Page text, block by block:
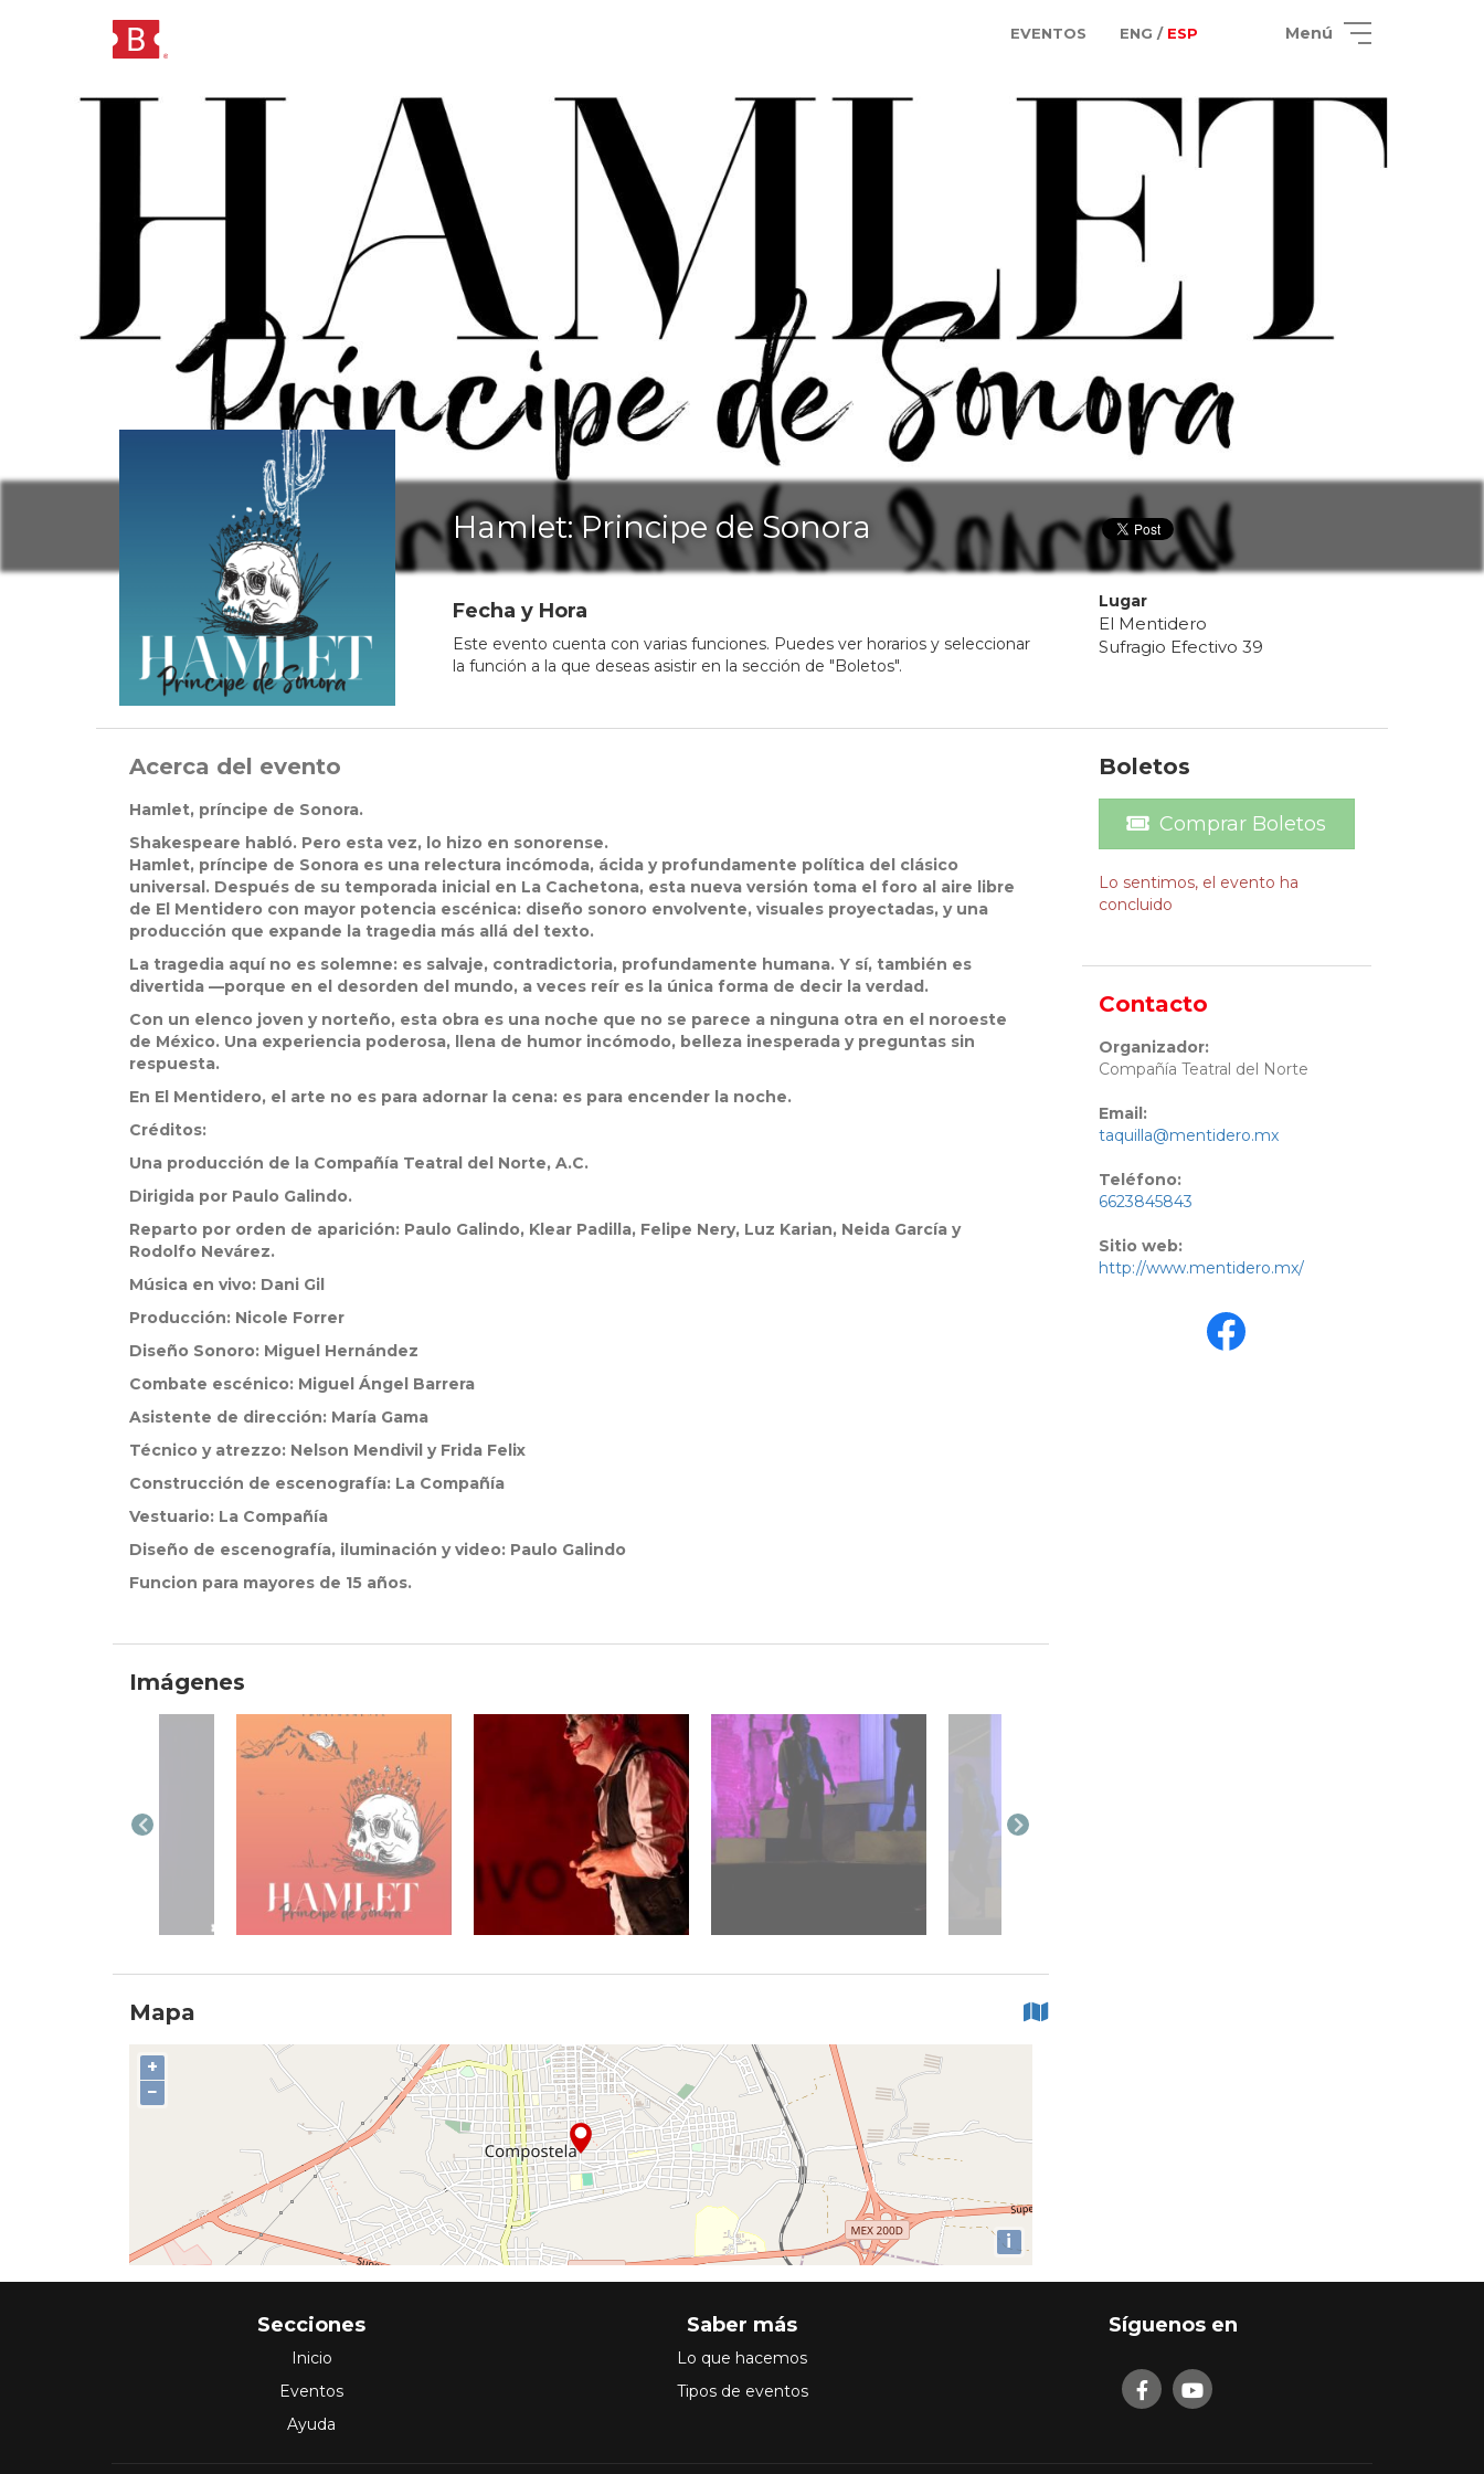
EVENTOS ENG / ESP Menú
Hamlet: Principe de Sonora
Fecha y Hora
Este evento cuenta con varias funciones. Puedes ver horarios y seleccionar
la función a la que deseas asistir en la sección de "Boletos".
Lugar
El Mentidero
Sufragio Efectivo 39
Acerca del evento
Hamlet, príncipe de Sonora.
Shakespeare habló. Pero esta vez, lo hizo en sonorense.
Hamlet, príncipe de Sonora es una relectura incómoda, ácida y profundamente política del clásico
universal. Después de su temporada inicial en La Cachetona, esta nueva versión toma el foro al aire libre
de El Mentidero con mayor potencia escénica: diseño sonoro envolvente, visuales proyectadas, y una
producción que expande la tragedia más allá del texto.
La tragedia aquí no es solemne: es salvaje, contradictoria, profundamente humana. Y sí, también es
divertida —porque en el desorden del mundo, a veces reír es la única forma de decir la verdad.
Con un elenco joven y norteño, esta obra es una noche que no se parece a ninguna otra en el noroeste
de México. Una experiencia poderosa, llena de humor incómodo, belleza inesperada y preguntas sin
respuesta.
En El Mentidero, el arte no es para adornar la cena: es para encender la noche.
Créditos:
Una producción de la Compañía Teatral del Norte, A.C.
Dirigida por Paulo Galindo.
Reparto por orden de aparición: Paulo Galindo, Klear Padilla, Felipe Nery, Luz Karian, Neida García y
Rodolfo Nevárez.
Música en vivo: Dani Gil
Producción: Nicole Forrer
Diseño Sonoro: Miguel Hernández
Combate escénico: Miguel Ángel Barrera
Asistente de dirección: María Gama
Técnico y atrezzo: Nelson Mendivil y Frida Felix
Construcción de escenografía: La Compañía
Vestuario: La Compañía
Diseño de escenografía, iluminación y video: Paulo Galindo
Funcion para mayores de 15 años.
Imágenes
Mapa
+
−
i
Boletos
Comprar Boletos
Lo sentimos, el evento ha
concluido
Contacto
Organizador:
Compañía Teatral del Norte
Email:
taquilla@mentidero.mx
Teléfono:
6623845843
Sitio web:
http://www.mentidero.mx/
Secciones
Inicio
Eventos
Ayuda
Saber más
Lo que hacemos
Tipos de eventos
Síguenos en